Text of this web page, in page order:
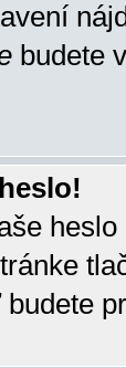
budete